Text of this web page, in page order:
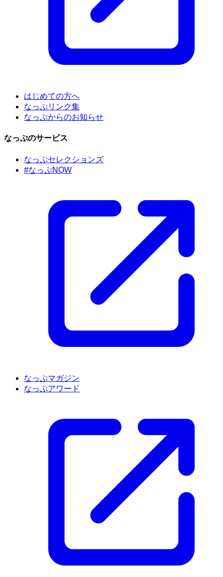
はじめての方へ
なっぷリンク集
なっぷからのお知らせ
なっぷのサービス
なっぷセレクションズ
#なっぷNOW
なっぷマガジン
なっぷアワード